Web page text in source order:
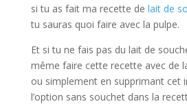
si tu as fait ma recette de lait de
tu sauras quoi faire avec la pulpe.
Et si tu ne fais pas du lait de
même faire cette recette avec de
ou simplement en supprimant cet
l’option sans souchet dans la